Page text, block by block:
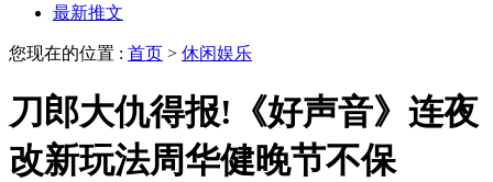
最新推文
您现在的位置 : 首页 > 休闲娱乐
刀郎大仇得报!《好声音》连夜
改新玩法周华健晚节不保